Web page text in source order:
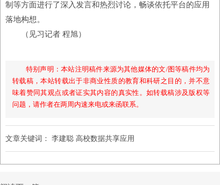
制等方面进行了深入发言和热烈讨论，畅谈依托平台的应用
落地构想。
（见习记者 程旭）
特别声明：本站注明稿件来源为其他媒体的文/图等稿件均为
转载稿，本站转载出于非商业性质的教育和科研之目的，并不意
味着赞同其观点或者证实其内容的真实性。如转载稿涉及版权等
问题，请作者在两周内速来电或来函联系。
文章关键词： 李建聪 高校数据共享应用